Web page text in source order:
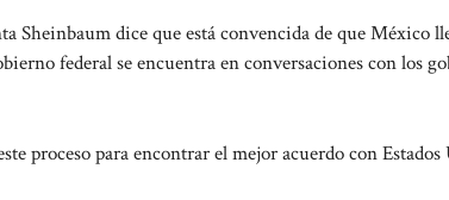
dice que está convencida de que México
federal se encuentra en conversaciones con los
proceso para encontrar el mejor acuerdo con Estados